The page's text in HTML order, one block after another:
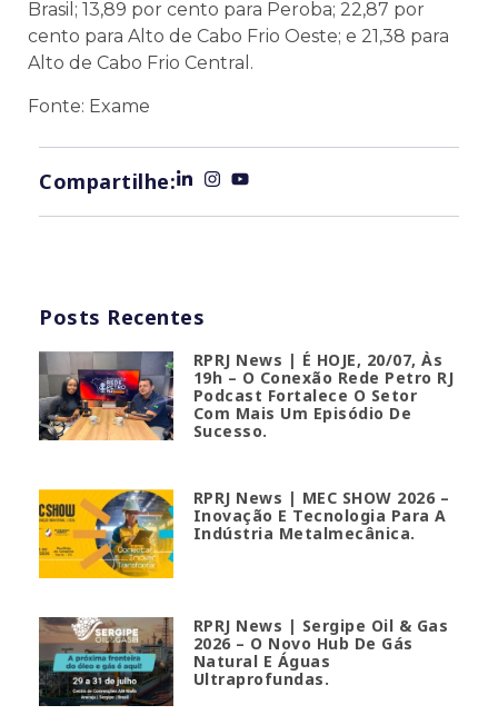
Brasil; 13,89 por cento para Peroba; 22,87 por
cento para Alto de Cabo Frio Oeste; e 21,38 para
Alto de Cabo Frio Central.
Fonte: Exame
Compartilhe:
Posts Recentes
RPRJ News | É HOJE, 20/07, Às
19h – O Conexão Rede Petro RJ
Podcast Fortalece O Setor
Com Mais Um Episódio De
Sucesso.
RPRJ News | MEC SHOW 2026 –
Inovação E Tecnologia Para A
Indústria Metalmecânica.
RPRJ News | Sergipe Oil & Gas
2026 – O Novo Hub De Gás
Natural E Águas
Ultraprofundas.